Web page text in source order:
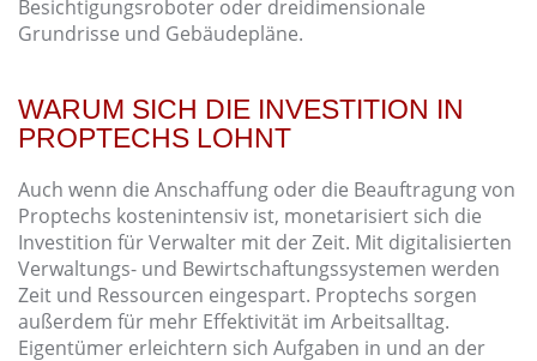
Besichtigungsroboter oder dreidimensionale
Grundrisse und Gebäudepläne.
WARUM SICH DIE INVESTITION IN
PROPTECHS LOHNT
Auch wenn die Anschaffung oder die Beauftragung von
Proptechs kostenintensiv ist, monetarisiert sich die
Investition für Verwalter mit der Zeit. Mit digitalisierten
Verwaltungs- und Bewirtschaftungssystemen werden
Zeit und Ressourcen eingespart. Proptechs sorgen
außerdem für mehr Effektivität im Arbeitsalltag.
Eigentümer erleichtern sich Aufgaben in und an der